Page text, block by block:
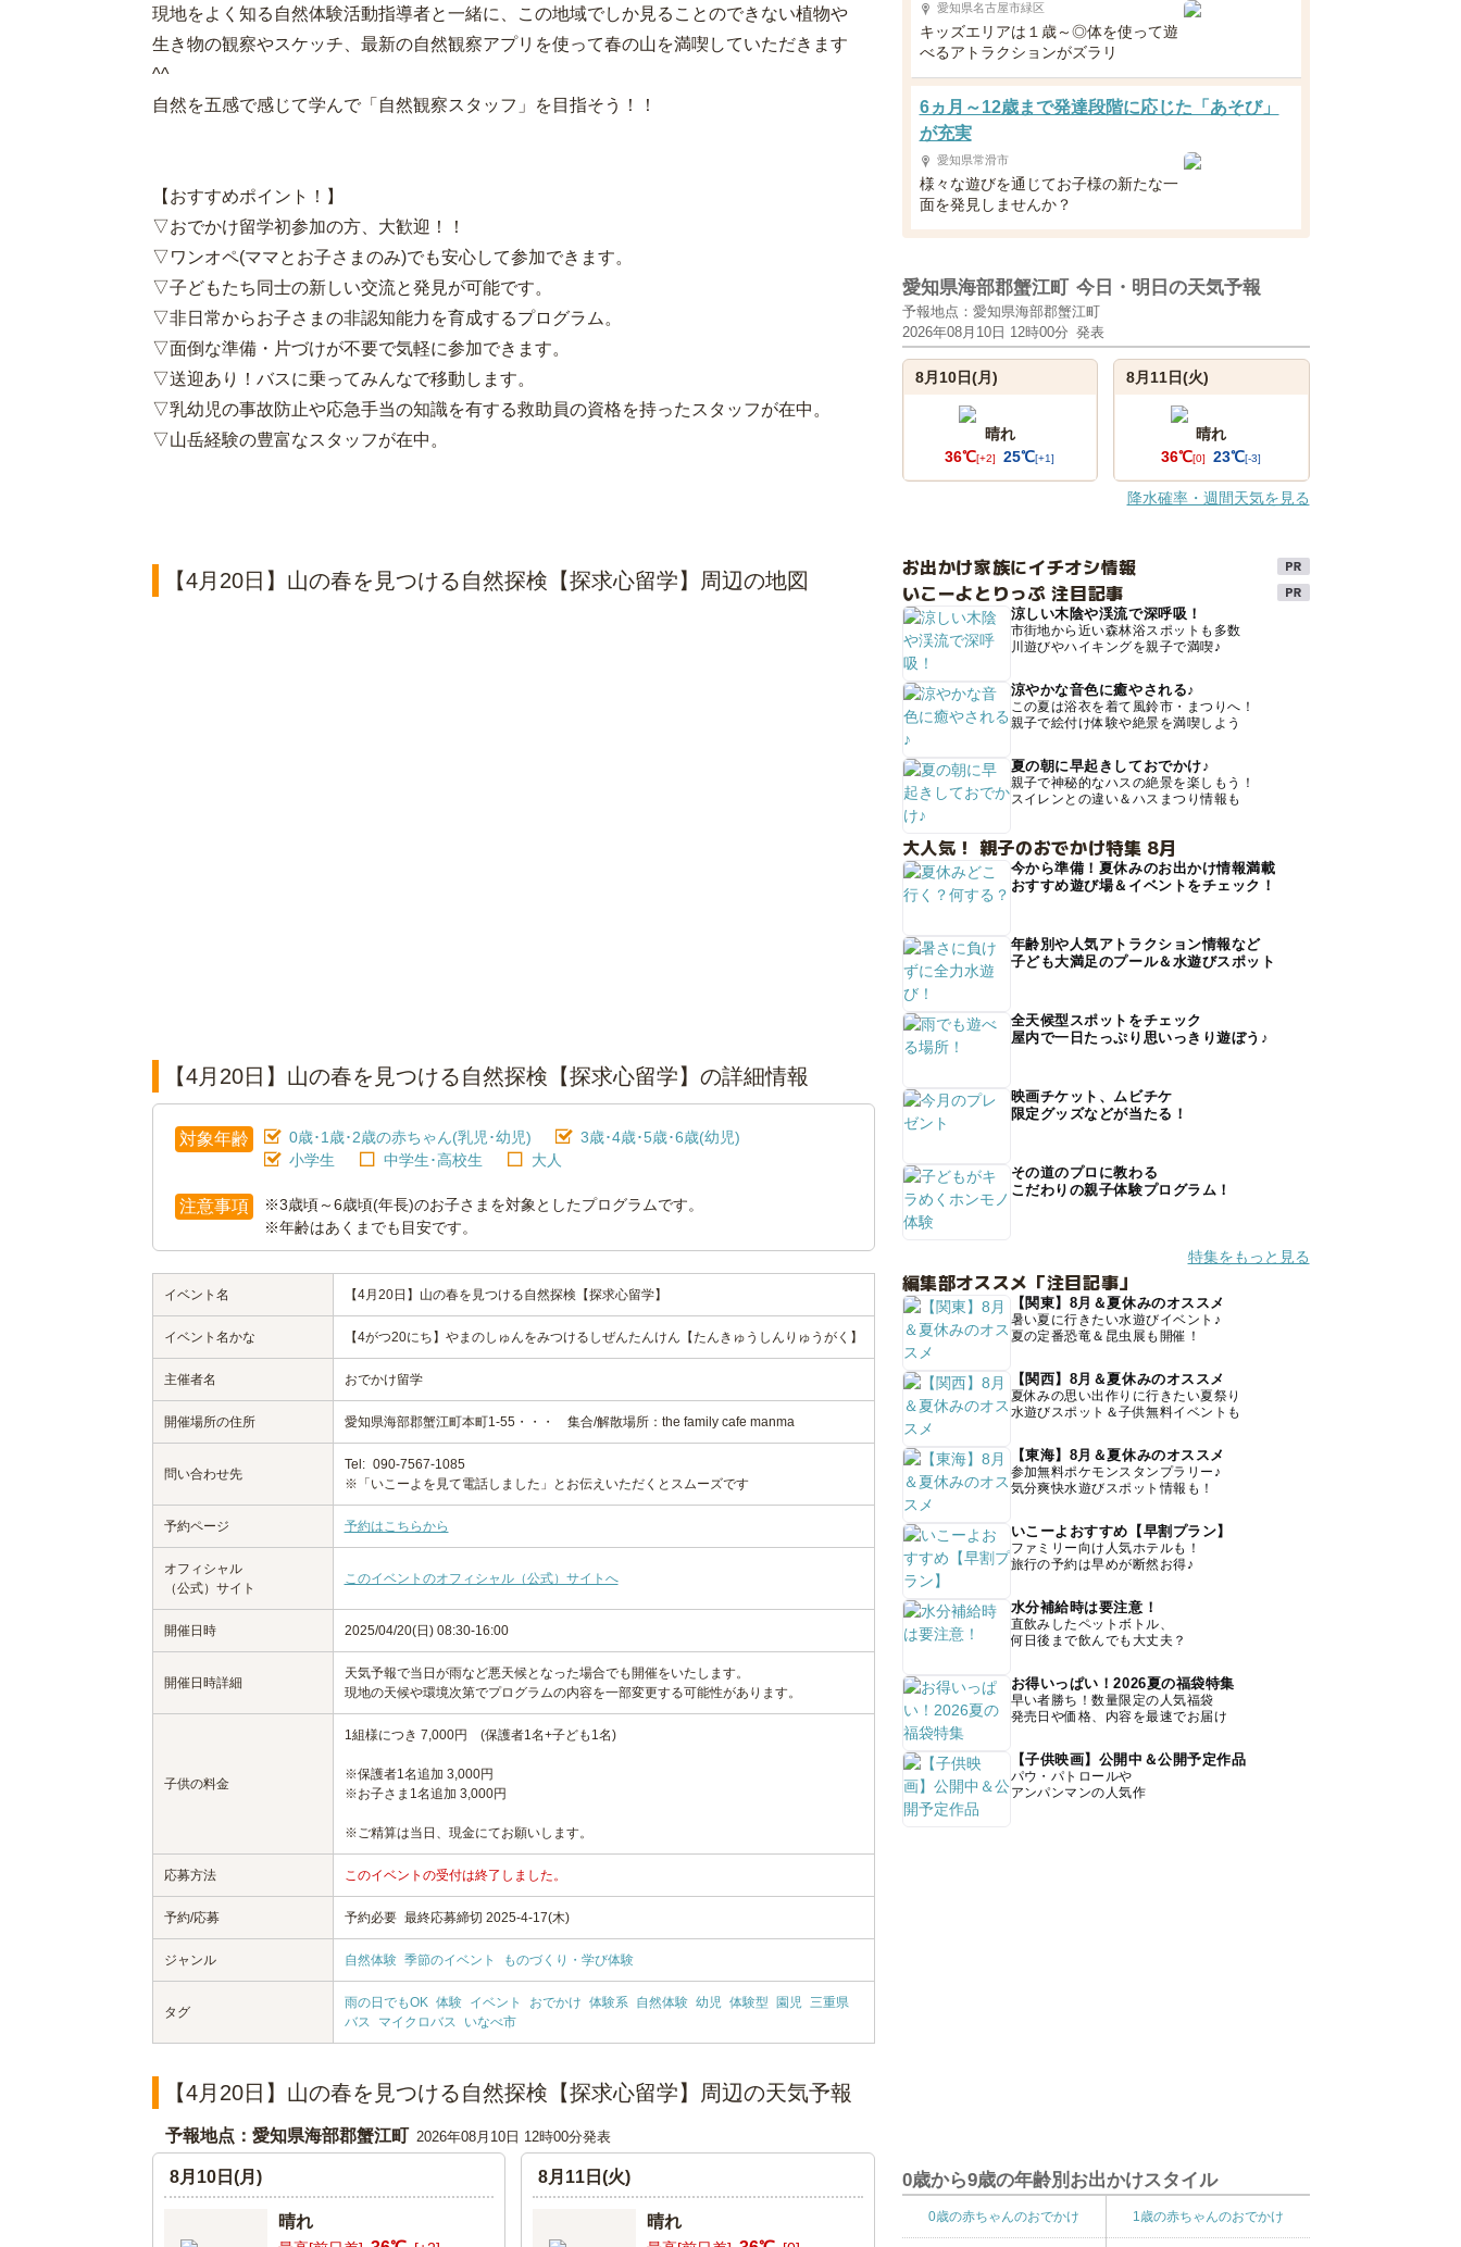
現地をよく知る自然体験活動指導者と一緒に、この地域でしか見ることのできない植物や
生き物の観察やスケッチ、最新の自然観察アプリを使って春の山を満喫していただきます
^^
自然を五感で感じて学んで「自然観察スタッフ」を目指そう！！
【おすすめポイント！】
▽おでかけ留学初参加の方、大歓迎！！
▽ワンオペ(ママとお子さまのみ)でも安心して参加できます。
▽子どもたち同士の新しい交流と発見が可能です。
▽非日常からお子さまの非認知能力を育成するプログラム。
▽面倒な準備・片づけが不要で気軽に参加できます。
▽送迎あり！バスに乗ってみんなで移動します。
▽乳幼児の事故防止や応急手当の知識を有する救助員の資格を持ったスタッフが在中。
▽山岳経験の豊富なスタッフが在中。
【4月20日】山の春を見つける自然探検【探求心留学】周辺の地図
【4月20日】山の春を見つける自然探検【探求心留学】の詳細情報
対象年齢 0歳･1歳･2歳の赤ちゃん(乳児･幼児)
3歳･4歳･5歳･6歳(幼児)
小学生
中学生･高校生 大人
注意事項
※3歳頃～6歳頃(年長)のお子さまを対象としたプログラムです。
※年齢はあくまでも目安です。
イベント名 【4月20日】山の春を見つける自然探検【探求心留学】
イベント名かな 【4がつ20にち】やまのしゅんをみつけるしぜんたんけん【たんきゅうしんりゅうがく】
主催者名 おでかけ留学
開催場所の住所 愛知県海部郡蟹江町本町1-55・・・ 集合/解散場所：the family cafe manma
問い合わせ先
Tel: 090-7567-1085
※「いこーよを見て電話しました」とお伝えいただくとスムーズです
予約ページ 予約はこちらから
オフィシャル
（公式）サイト
このイベントのオフィシャル（公式）サイトへ
開催日時 2025/04/20(日) 08:30-16:00
開催日時詳細
天気予報で当日が雨など悪天候となった場合でも開催をいたします。
現地の天候や環境次第でプログラムの内容を一部変更する可能性があります。
子供の料金
1組様につき 7,000円 (保護者1名+子ども1名)
※保護者1名追加 3,000円
※お子さま1名追加 3,000円
※ご精算は当日、現金にてお願いします。
応募方法 このイベントの受付は終了しました。
予約/応募 予約必要 最終応募締切 2025-4-17(木)
ジャンル 自然体験 季節のイベント ものづくり・学び体験
タグ
雨の日でもOK 体験 イベント おでかけ 体験系 自然体験 幼児 体験型 園児 三重県
バス
マイクロバス いなべ市
【4月20日】山の春を見つける自然探検【探求心留学】周辺の天気予報
予報地点：愛知県海部郡蟹江町 2026年08月10日 12時00分発表
8月10日(月)
晴れ
8月11日(火)
晴れ
愛知県名古屋市緑区
キッズエリアは１歳～◎体を使って遊
べるアトラクションがズラリ
6ヵ月～12歳まで発達段階に応じた「あそび」
が充実
愛知県常滑市
様々な遊びを通じてお子様の新たな一
面を発見しませんか？
愛知県海部郡蟹江町 今日・明日の天気予報
予報地点：愛知県海部郡蟹江町
2026年08月10日 12時00分 発表
8月10日(月)
晴れ
36℃[+2] 25℃[+1]
8月11日(火)
晴れ
36℃[0] 23℃[-3]
降水確率・週間天気を見る
お出かけ家族にイチオシ情報
いこーよとりっぷ 注目記事
涼しい木陰や渓流で深呼吸！
市街地から近い森林浴スポットも多数
川遊びやハイキングを親子で満喫♪
涼やかな音色に癒やされる♪
この夏は浴衣を着て風鈴市・まつりへ！
親子で絵付け体験や絶景を満喫しよう
夏の朝に早起きしておでかけ♪
親子で神秘的なハスの絶景を楽しもう！
スイレンとの違い＆ハスまつり情報も
大人気！ 親子のおでかけ特集 8月
今から準備！夏休みのお出かけ情報満載
おすすめ遊び場＆イベントをチェック！
年齢別や人気アトラクション情報など
子ども大満足のプール＆水遊びスポット
全天候型スポットをチェック
屋内で一日たっぷり思いっきり遊ぼう♪
映画チケット、ムビチケ
限定グッズなどが当たる！
その道のプロに教わる
こだわりの親子体験プログラム！
特集をもっと見る
編集部オススメ「注目記事」
【関東】8月＆夏休みのオススメ
暑い夏に行きたい水遊びイベント♪
夏の定番恐竜＆昆虫展も開催！
【関西】8月＆夏休みのオススメ
夏休みの思い出作りに行きたい夏祭り
水遊びスポット＆子供無料イベントも
【東海】8月＆夏休みのオススメ
参加無料ポケモンスタンプラリー♪
気分爽快水遊びスポット情報も！
いこーよおすすめ【早割プラン】
ファミリー向け人気ホテルも！
旅行の予約は早めが断然お得♪
水分補給時は要注意！
直飲みしたペットボトル、
何日後まで飲んでも大丈夫？
お得いっぱい！2026夏の福袋特集
早い者勝ち！数量限定の人気福袋
発売日や価格、内容を最速でお届け
【子供映画】公開中＆公開予定作品
パウ・パトロールや
アンパンマンの人気作
0歳から9歳の年齢別お出かけスタイル
0歳の赤ちゃんのおでかけ 1歳の赤ちゃんのおでかけ